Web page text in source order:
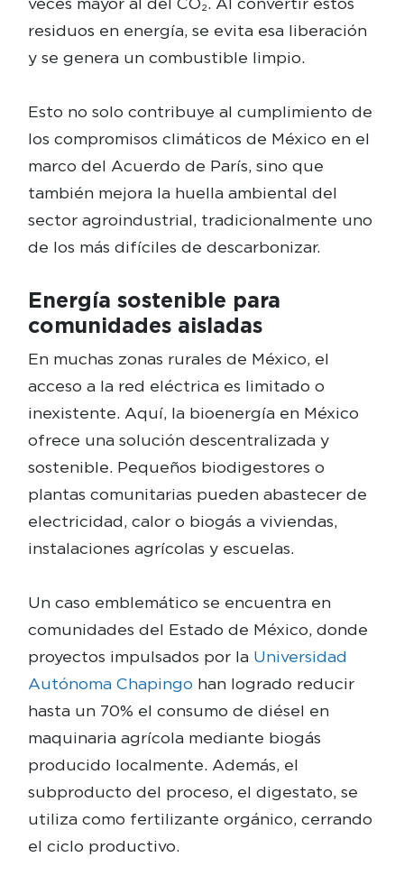
residuos en energía, se evita esa liberación
y se genera un combustible limpio.
Esto no solo contribuye al cumplimiento de
los compromisos climáticos de México en el
marco del Acuerdo de París, sino que
también mejora la huella ambiental del
sector agroindustrial, tradicionalmente uno
de los más difíciles de descarbonizar.
Energía sostenible para
comunidades aisladas
En muchas zonas rurales de México, el
acceso a la red eléctrica es limitado o
inexistente. Aquí, la bioenergía en México
ofrece una solución descentralizada y
sostenible. Pequeños biodigestores o
plantas comunitarias pueden abastecer de
electricidad, calor o biogás a viviendas,
instalaciones agrícolas y escuelas.
Un caso emblemático se encuentra en
comunidades del Estado de México, donde
proyectos impulsados por la Universidad
Autónoma Chapingo han logrado reducir
hasta un 70% el consumo de diésel en
maquinaria agrícola mediante biogás
producido localmente. Además, el
subproducto del proceso, el digestato, se
utiliza como fertilizante orgánico, cerrando
el ciclo productivo.